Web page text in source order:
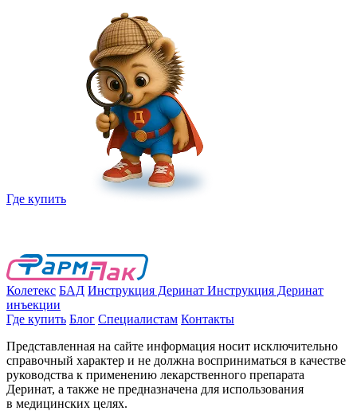
Где купить
Колетекс БАД Инструкция Деринат Инструкция Деринат
инъекции
Где купить Блог Специалистам Контакты
Представленная на сайте информация носит исключительно
справочный характер и не должна восприниматься в качестве
руководства к применению лекарственного препарата
Деринат, а также не предназначена для использования
в медицинских целях.